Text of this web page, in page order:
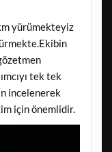
yürümekteyiz
tek tek
incelenerek
için önemlidir.